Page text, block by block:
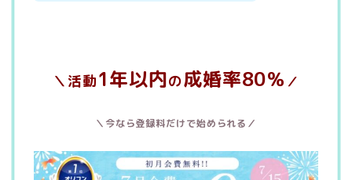
＼活動1年以内の成婚率80％ ／
＼今なら登録料だけで始められる／